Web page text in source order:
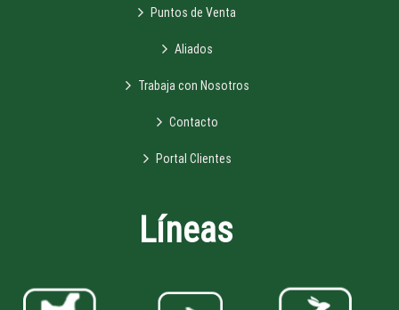
Puntos de Venta
Aliados
Trabaja con Nosotros
Contacto
Portal Clientes
Líneas